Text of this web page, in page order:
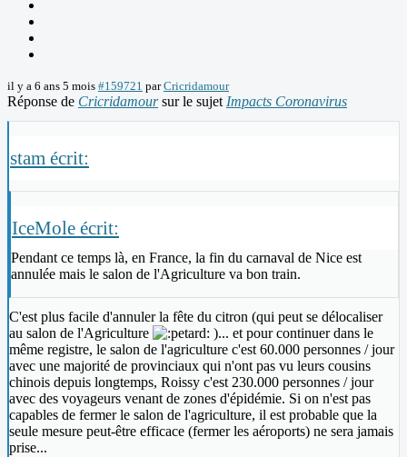
il y a 6 ans 5 mois #159721 parCricridamour
Réponse de Cricridamoursur le sujet Impacts Coronavirus
stam écrit:
IceMole écrit:
Pendant ce temps là, en France, la fin du carnaval de Nice est
annulée mais le salon de l'Agriculture va bon train.
C'est plus facile d'annuler la fête du citron (qui peut se délocaliser
au salon de l'Agriculture
)... et pour continuer dans le
même registre, le salon de l'agriculture c'est 60.000 personnes / jour
avec une majorité de provinciaux qui n'ont pas vu leurs cousins
chinois depuis longtemps, Roissy c'est 230.000 personnes / jour
avec des voyageurs venant de zones d'épidémie. Si on n'est pas
capables de fermer le salon de l'agriculture, il est probable que la
seule mesure peut-être efficace (fermer les aéroports) ne sera jamais
prise...